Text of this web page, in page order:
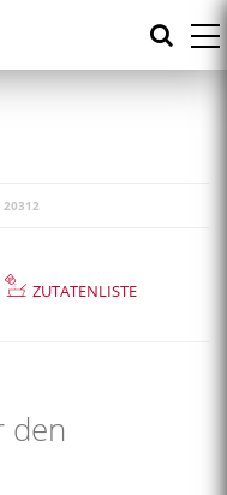
20312
ZUTATENLISTE
den